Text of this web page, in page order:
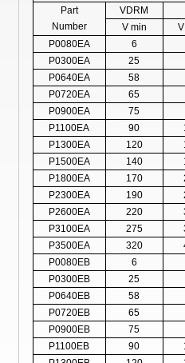
Part
Number
VDRM
V min
P0080EA
6
P0300EA
25
P0640EA
58
P0720EA
65
P0900EA
75
P1100EA
90
P1300EA
120
P1500EA
140
P1800EA
170
P2300EA
190
P2600EA
220
P3100EA
275
P3500EA
320
P0080EB
6
P0300EB
25
P0640EB
58
P0720EB
65
P0900EB
75
P1100EB
90